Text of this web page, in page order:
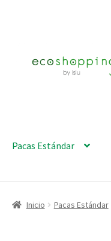
Pacas Estándar
Inicio Pacas Estándar